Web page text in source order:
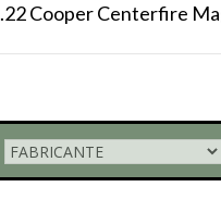
.22 Cooper Centerfire